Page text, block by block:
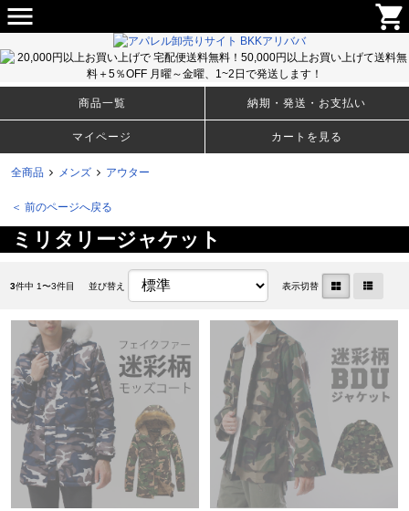
menu shopping_cart
メンズ・ウィメンズのＴシャツ、アパレルファッションから生活雑貨まで豊富な取り揃え！卸売りサイト
BKKアリババ
商品一覧 納期・発送・お支払い
マイページ カートを見る
全商品 メンズ アウター
＜ 前のページへ戻る
ミリタリージャケット
3件中 1〜3件目 並び替え 表示切替